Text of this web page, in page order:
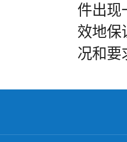
件出现
效地保
况和要